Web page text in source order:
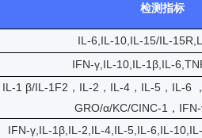
检测指标
IL-6,IL-10,IL-15/IL-
IFN-γ,IL-10,IL-1β,IL-
IL-1 β/IL-1F2，IL-2，IL-4，IL-5，IL-6
GRO/α/KC/CINC-1，
IFN-γ,IL-1β,IL-2,IL-4,IL-5,IL-6,IL-